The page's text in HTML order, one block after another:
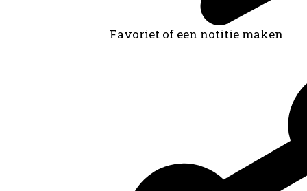
Favoriet of een notitie maken